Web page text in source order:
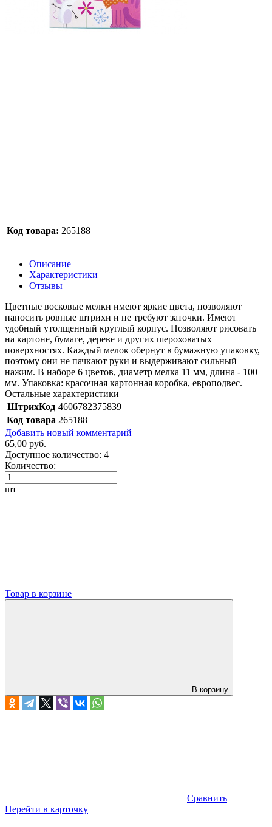
Код товара: 265188
Описание
Характеристики
Отзывы
Цветные восковые мелки имеют яркие цвета, позволяют
наносить ровные штрихи и не требуют заточки. Имеют
удобный утолщенный круглый корпус. Позволяют рисовать
на картоне, бумаге, дереве и других шероховатых
поверхностях. Каждый мелок обернут в бумажную упаковку,
поэтому они не пачкают руки и выдерживают сильный
нажим. В наборе 6 цветов, диаметр мелка 11 мм, длина - 100
мм. Упаковка: красочная картонная коробка, европодвес.
Остальные характеристики
ШтрихКод 4606782375839
Код товара 265188
Добавить новый комментарий
65,00 руб.
Доступное количество: 4
Количество:
шт
Товар в корзине
В корзину
Сравнить
Перейти в карточку